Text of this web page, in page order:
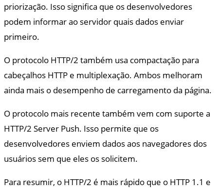
priorização. Isso significa que os desenvolvedores
podem informar ao servidor quais dados enviar
primeiro.
O protocolo HTTP/2 também usa compactação para
cabeçalhos HTTP e multiplexação. Ambos melhoram
ainda mais o desempenho de carregamento da página.
O protocolo mais recente também vem com suporte a
HTTP/2 Server Push. Isso permite que os
desenvolvedores enviem dados aos navegadores dos
usuários sem que eles os solicitem.
Para resumir, o HTTP/2 é mais rápido que o HTTP 1.1 e